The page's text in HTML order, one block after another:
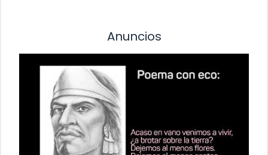
Anuncios